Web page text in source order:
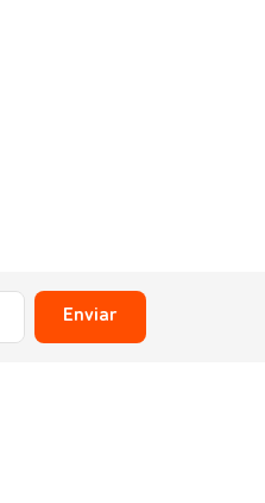
Enviar